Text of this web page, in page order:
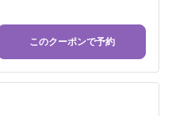
このクーポンで予約